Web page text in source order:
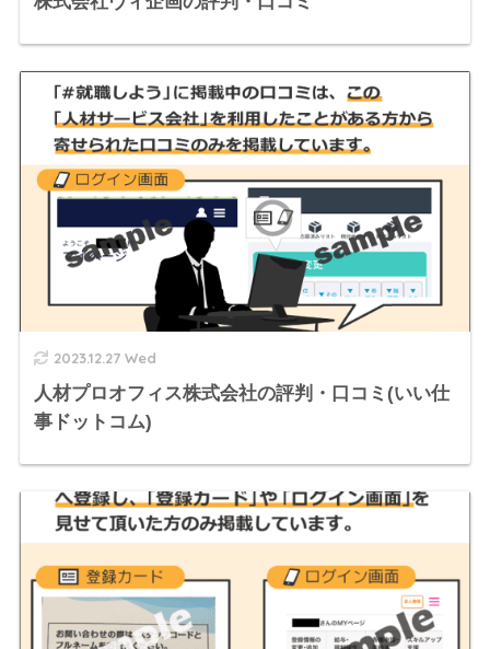
2023.12.27 Wed
人材プロオフィス株式会社の評判・口コミ(いい仕
事ドットコム)